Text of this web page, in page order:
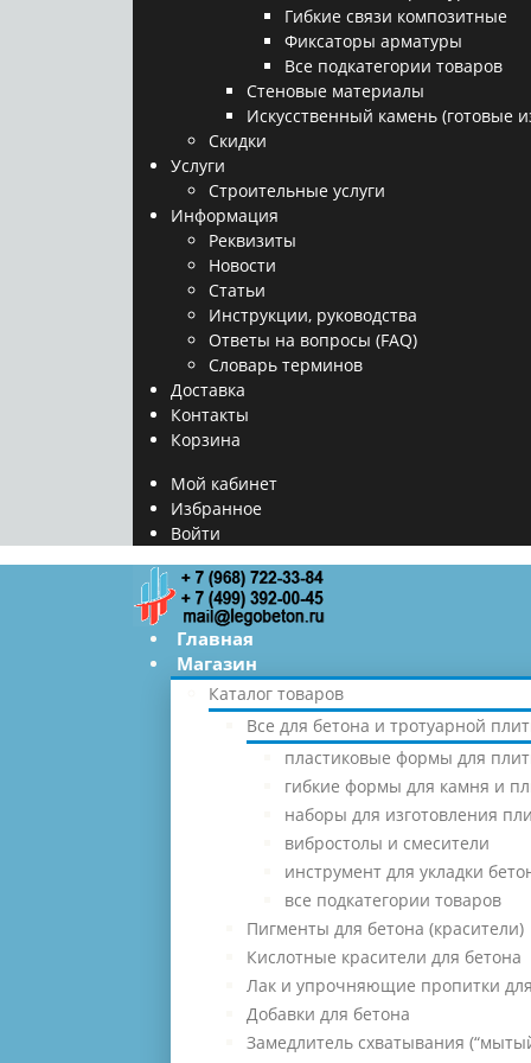
Гибкие связи композитные
Фиксаторы арматуры
Все подкатегории товаров
Стеновые материалы
Искусственный камень (готовые
Скидки
Услуги
Строительные услуги
Информация
Реквизиты
Новости
Статьи
Инструкции, руководства
Ответы на вопросы (FAQ)
Словарь терминов
Доставка
Контакты
Корзина
Мой кабинет
Избранное
Войти
Главная
Магазин
Каталог товаров
Все для бетона и тротуарной
пластиковые формы для
гибкие формы для камня и
наборы для изготовления
вибростолы и смесители
инструмент для укладки
все подкатегории товаров
Пигменты для бетона (красители)
Кислотные красители для бетона
Лак и упрочняющие пропитки
Добавки для бетона
Замедлитель схватывания